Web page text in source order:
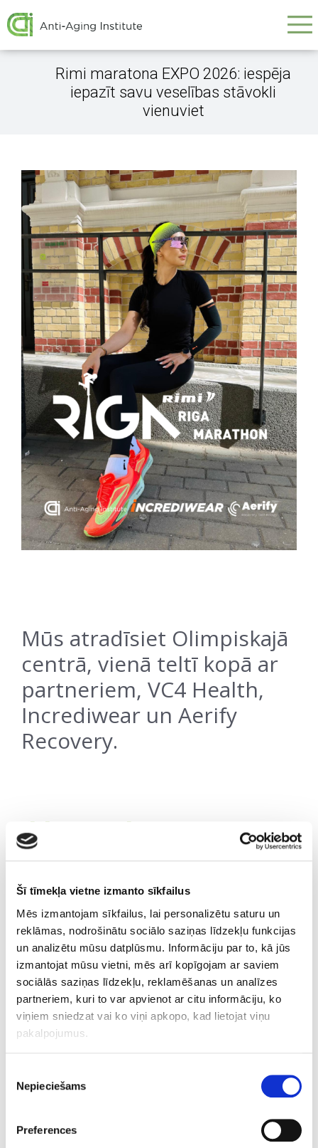
Šī tīmekļa vietne izmanto sīkfailus
Mēs izmantojam sīkfailus, lai personalizētu saturu un
reklāmas, nodrošinātu sociālo saziņas līdzekļu funkcijas
un analizētu mūsu datplūsmu. Informāciju par to, kā jūs
izmantojat mūsu vietni, mēs arī kopīgojam ar saviem
sociālās saziņas līdzekļu, reklamēšanas un analīzes
partneriem, kuri to var apvienot ar citu informāciju, ko
viņiem sniedzat vai ko viņi apkopo, kad lietojat viņu
pakalpojumus.
izvēle
Nepieciešams
Preferences
Galvenā
navigācija
Rimi maratona EXPO 2026: iespēja
iepazīt savu veselības stāvokli
vienuviet
Mūs atradīsiet Olimpiskajā
centrā, vienā teltī kopā ar
partneriem, VC4 Health,
Incrediwear un Aerify
Recovery.
KĀPĒC TAS IR SVARĪGI?
Fiziskā slodze, īpaši maratons, ir būtisks
izaicinājums organismam. Lai sagatavotos un
atjaunotos kvalitatīvi, svarīgi ir saprast sava
ķermeņa aktuālo stāvokli un vajadzības.
EXPO laikā būs iespēja ne tikai iegūt informāciju,
bet arī praktiski izmēģināt dažādas diagnostikas un
terapijas metodes.
KO PIEDĀVĀS ANTI-AGING INSTITUTE?
Ātra un neinvazīva pārbaude, kas ļauj noteikt
organismā.